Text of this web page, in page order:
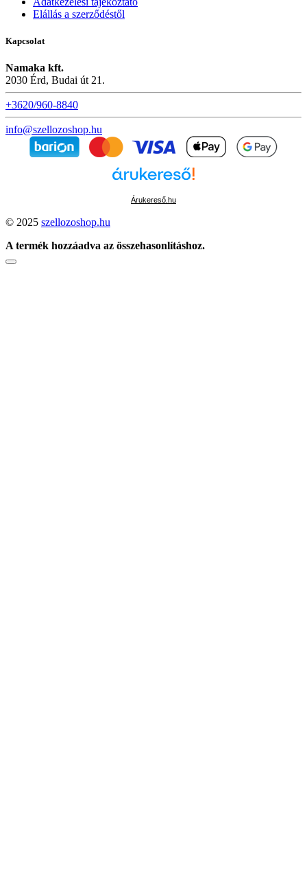
Elállás a szerződéstől
Kapcsolat
Namaka kft.
2030 Érd, Budai út 21.
+3620/960-8840
info@szellozoshop.hu
Árukereső.hu
© 2025 szellozoshop.hu
A termék hozzáadva az összehasonlításhoz.